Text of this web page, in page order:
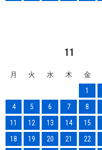
11
月 火 水 木 金
1
4
5 6 7 8
11
12 13 14 15
18
19 20 21 22